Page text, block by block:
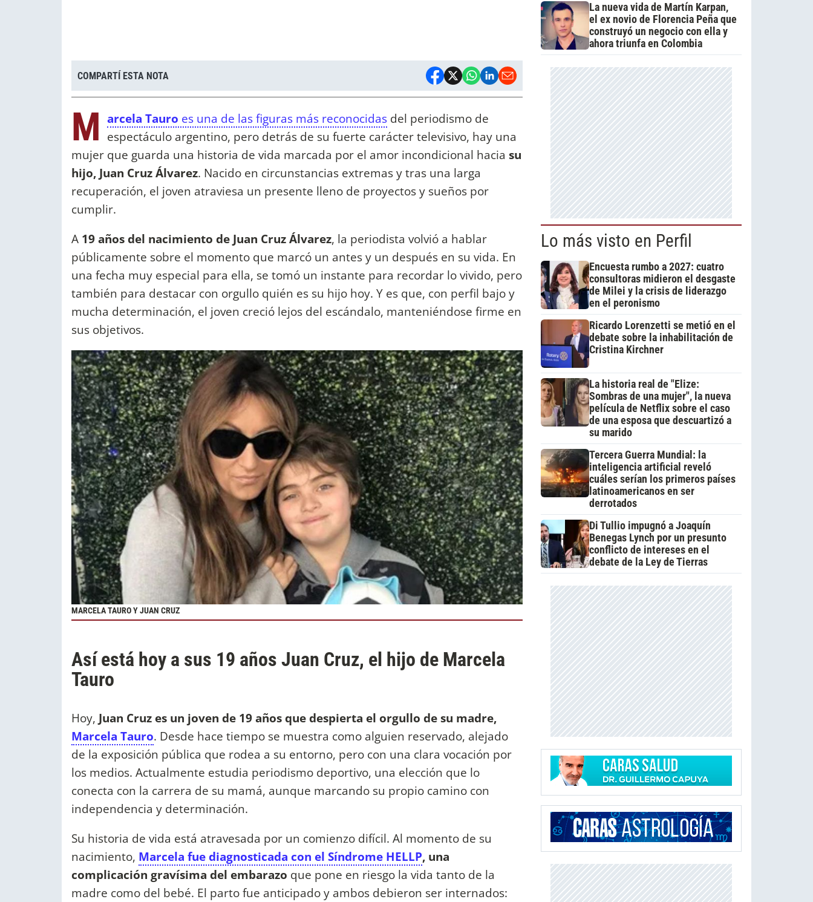
COMPARTÍ ESTA NOTA
M arcela Tauro es una de las figuras más reconocidas del periodismo de
espectáculo argentino, pero detrás de su fuerte carácter televisivo, hay una
mujer que guarda una historia de vida marcada por el amor incondicional hacia su
hijo, Juan Cruz Álvarez. Nacido en circunstancias extremas y tras una larga
recuperación, el joven atraviesa un presente lleno de proyectos y sueños por
cumplir.
A 19 años del nacimiento de Juan Cruz Álvarez, la periodista volvió a hablar
públicamente sobre el momento que marcó un antes y un después en su vida. En
una fecha muy especial para ella, se tomó un instante para recordar lo vivido, pero
también para destacar con orgullo quién es su hijo hoy. Y es que, con perfil bajo y
mucha determinación, el joven creció lejos del escándalo, manteniéndose firme en
sus objetivos.
MARCELA TAURO Y JUAN CRUZ
Así está hoy a sus 19 años Juan Cruz, el hijo de Marcela
Tauro
Hoy, Juan Cruz es un joven de 19 años que despierta el orgullo de su madre,
Marcela Tauro. Desde hace tiempo se muestra como alguien reservado, alejado
de la exposición pública que rodea a su entorno, pero con una clara vocación por
los medios. Actualmente estudia periodismo deportivo, una elección que lo
conecta con la carrera de su mamá, aunque marcando su propio camino con
independencia y determinación.
Su historia de vida está atravesada por un comienzo difícil. Al momento de su
nacimiento, Marcela fue diagnosticada con el Síndrome HELLP, una
complicación gravísima del embarazo que pone en riesgo la vida tanto de la
madre como del bebé. El parto fue anticipado y ambos debieron ser internados:
La nueva vida de Martín Karpan,
el ex novio de Florencia Peña que
construyó un negocio con ella y
ahora triunfa en Colombia
Lo más visto en Perfil
Encuesta rumbo a 2027: cuatro
consultoras midieron el desgaste
de Milei y la crisis de liderazgo
en el peronismo
Ricardo Lorenzetti se metió en el
debate sobre la inhabilitación de
Cristina Kirchner
La historia real de "Elize:
Sombras de una mujer", la nueva
película de Netflix sobre el caso
de una esposa que descuartizó a
su marido
Tercera Guerra Mundial: la
inteligencia artificial reveló
cuáles serían los primeros países
latinoamericanos en ser
derrotados
Di Tullio impugnó a Joaquín
Benegas Lynch por un presunto
conflicto de intereses en el
debate de la Ley de Tierras